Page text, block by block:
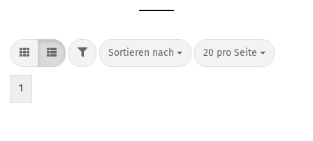
Sortieren nach 20 pro Seite
1